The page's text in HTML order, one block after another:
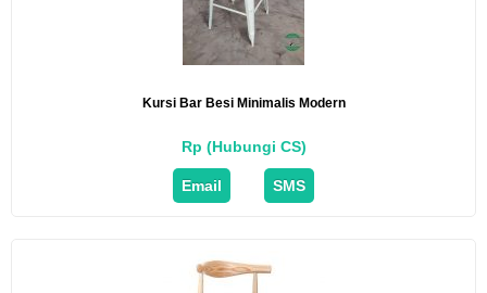
Kursi Bar Besi Minimalis Modern
Rp (Hubungi CS)
Email SMS